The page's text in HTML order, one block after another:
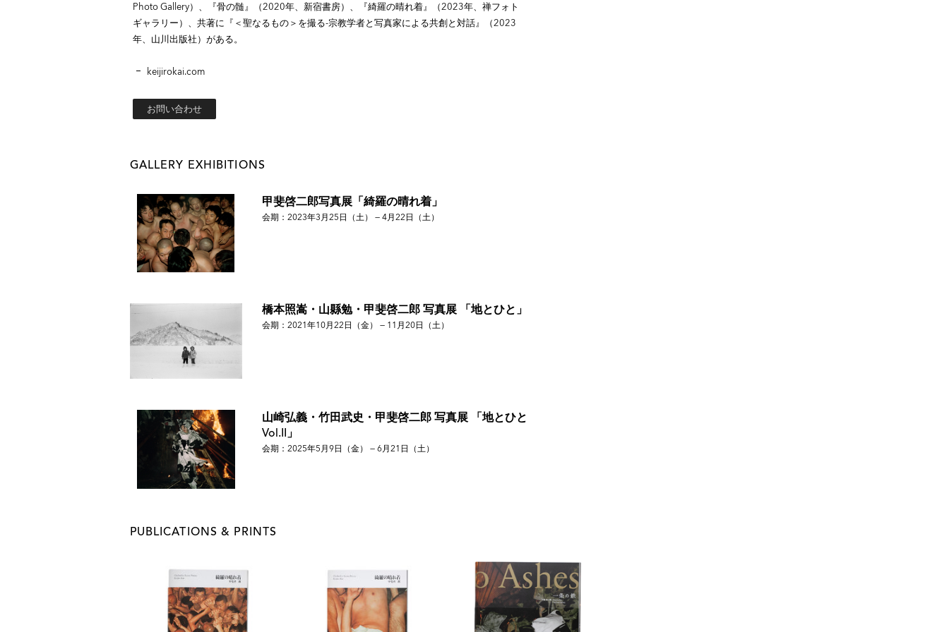
Photo Gallery）、『骨の髄』（2020年、新宿書房）、『綺羅の晴れ着』（2023年、禅フォト
ギャラリー）、共著に『＜聖なるもの＞を撮る-宗教学者と写真家による共創と対話』（2023
年、山川出版社）がある。
keijirokai.com
お問い合わせ
GALLERY EXHIBITIONS
甲斐啓二郎写真展「綺羅の晴れ着」
会期：2023年3月25日（土） — 4月22日（土）
橋本照嵩・山縣勉・甲斐啓二郎 写真展 「地とひと」
会期：2021年10月22日（金） — 11月20日（土）
山崎弘義・竹田武史・甲斐啓二郎 写真展 「地とひと
Vol.II」
会期：2025年5月9日（金） — 6月21日（土）
PUBLICATIONS & PRINTS